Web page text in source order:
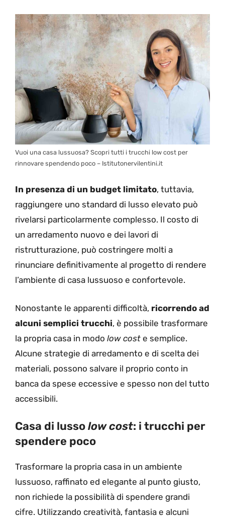
Vuoi una casa lussuosa? Scopri tutti i trucchi low cost per
rinnovare spendendo poco – Istitutonervilentini.it
In presenza di un budget limitato, tuttavia,
raggiungere uno standard di lusso elevato può
rivelarsi particolarmente complesso. Il costo di
un arredamento nuovo e dei lavori di
ristrutturazione, può costringere molti a
rinunciare definitivamente al progetto di rendere
l’ambiente di casa lussuoso e confortevole.
Nonostante le apparenti difficoltà, ricorrendo ad
alcuni semplici trucchi, è possibile trasformare
la propria casa in modo low cost e semplice.
Alcune strategie di arredamento e di scelta dei
materiali, possono salvare il proprio conto in
banca da spese eccessive e spesso non del tutto
accessibili.
Casa di lussolow cost: i trucchi per
spendere poco
Trasformare la propria casa in un ambiente
lussuoso, raffinato ed elegante al punto giusto,
non richiede la possibilità di spendere grandi
cifre. Utilizzando creatività, fantasia e alcuni